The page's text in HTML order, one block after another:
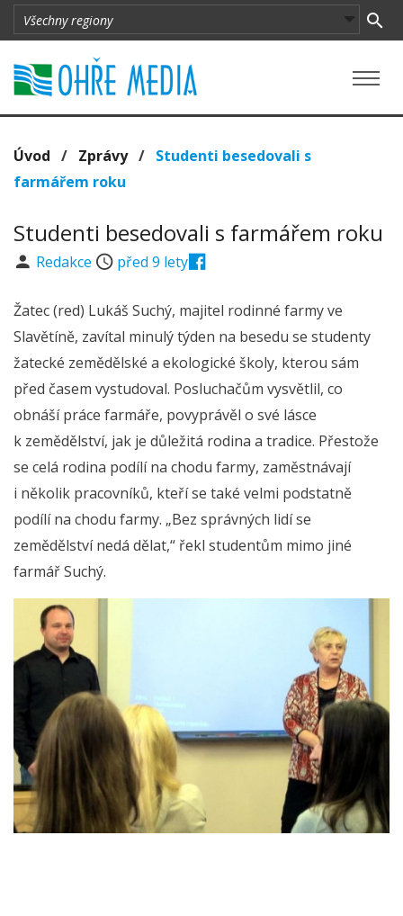
Úvod / Zprávy/ Studenti besedovali s
farmářem roku
Studenti besedovali s farmářem roku
Redakce před 9 lety
Žatec (red) Lukáš Suchý, majitel rodinné farmy ve
Slavětíně, zavítal minulý týden na besedu se studenty
žatecké zemědělské a ekologické školy, kterou sám
před časem vystudoval. Posluchačům vysvětlil, co
obnáší práce farmáře, povyprávěl o své lásce
k zemědělství, jak je důležitá rodina a tradice. Přestože
se celá rodina podílí na chodu farmy, zaměstnávají
i několik pracovníků, kteří se také velmi podstatně
podílí na chodu farmy. „Bez správných lidí se
zemědělství nedá dělat,“ řekl studentům mimo jiné
farmář Suchý.